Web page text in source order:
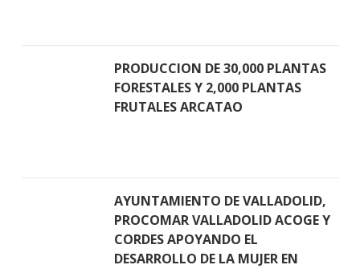
PRODUCCION DE 30,000 PLANTAS
FORESTALES Y 2,000 PLANTAS
FRUTALES ARCATAO
AYUNTAMIENTO DE VALLADOLID,
PROCOMAR VALLADOLID ACOGE Y
CORDES APOYANDO EL
DESARROLLO DE LA MUJER EN